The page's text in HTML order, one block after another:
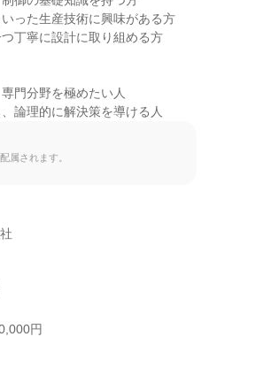
った生産技術に興味がある方
丁寧に設計に取り組める方
門分野を極めたい人
論理的に解決策を導ける人
属されます。
円